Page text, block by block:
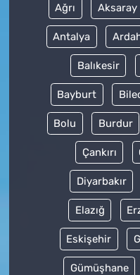
Ağrı Aksaray
Antalya
Balıkesir
Bayburt
Bolu Burdur
Çankırı
Diyarbakır
Elazığ
Eskişehir
Gümüşhane